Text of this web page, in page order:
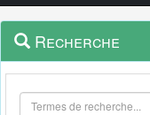
Navigation
outils
Menu
contextuel
Recherche